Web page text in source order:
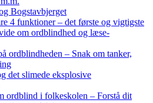
Bogstavbjerget
4 funktioner – det første og vigtigste
om ordblindhed og læse-
ordblindheden – Snak om tanker,
det slimede eksplosive
ordblind i folkeskolen – Forstå dit